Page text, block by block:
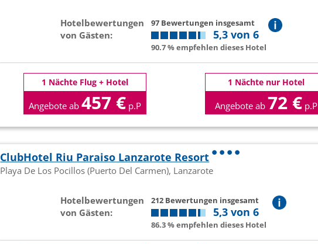
Hotelbewertungen
von Gästen:
97 Bewertungen insgesamt
5,3 von 6
90.7 % empfehlen dieses Hotel
1 Nächte Flug + Hotel
Angebote ab 457 € p.P
1 Nächte nur Hotel
Angebote ab 72 € p.P
ClubHotel Riu Paraiso Lanzarote Resort
Playa De Los Pocillos (Puerto Del Carmen), Lanzarote
Hotelbewertungen
von Gästen:
212 Bewertungen insgesamt
5,3 von 6
86.3 % empfehlen dieses Hotel